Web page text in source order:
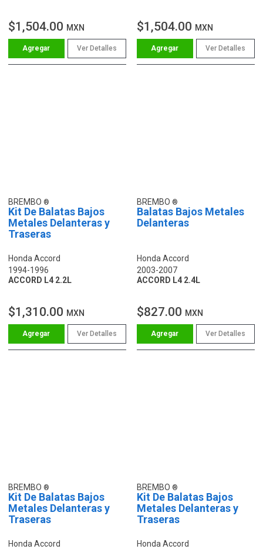
$1,504.00 MXN
Ver Detalles
$1,504.00 MXN
Ver Detalles
BREMBO
Kit De Balatas Bajos
Metales Delanteras y
Traseras
Honda Accord
1994-1996
ACCORD L4 2.2L
$1,310.00 MXN
Ver Detalles
BREMBO
Balatas Bajos Metales
Delanteras
Honda Accord
2003-2007
ACCORD L4 2.4L
$827.00 MXN
Ver Detalles
BREMBO
Kit De Balatas Bajos
Metales Delanteras y
Traseras
Honda Accord
BREMBO
Kit De Balatas Bajos
Metales Delanteras y
Traseras
Honda Accord